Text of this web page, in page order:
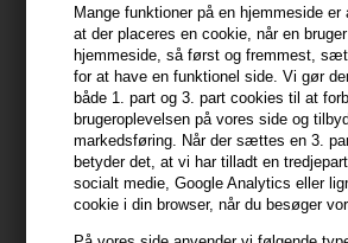
Mange funktioner på en hjemmeside er
at der placeres en cookie, når en
hjemmeside, så først og fremmest,
for at have en funktionel side. Vi gør
både 1. part og 3. part cookies til at
brugeroplevelsen på vores side og
markedsføring. Når der sættes en 3.
betyder det, at vi har tilladt en
socialt medie, Google Analytics eller
cookie i din browser, når du besøger
et fyldigt hår
- gør håret nemt at håndtere
- Velegnet til fint hår
- Glansgivende
- Fugtgivende
Anvendelse
- Fordel jævnt i fugtigt hår
- Arbejd ind i håret med fingerspidserne - fra